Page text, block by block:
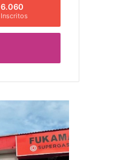
6.060
Inscritos